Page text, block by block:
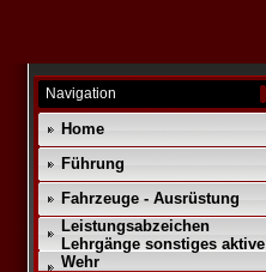
Navigation
Home
Führung
Fahrzeuge - Ausrüstung
Leistungsabzeichen
Lehrgänge sonstiges aktive
Wehr